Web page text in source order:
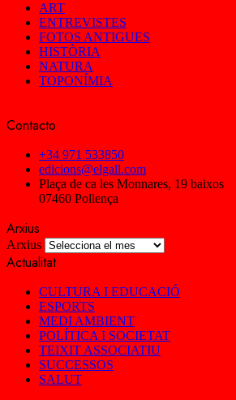
ART
ENTREVISTES
FOTOS ANTIGUES
HISTÒRIA
NATURA
TOPONÍMIA
Contacto
+34 971 533850
edicions@elgall.com
Plaça de ca les Monnares, 19 baixos
07460 Pollença
Arxius
Arxius
Actualitat
CULTURA I EDUCACIÓ
ESPORTS
MEDI AMBIENT
POLÍTICA I SOCIETAT
TEIXIT ASSOCIATIU
SUCCESSOS
SALUT